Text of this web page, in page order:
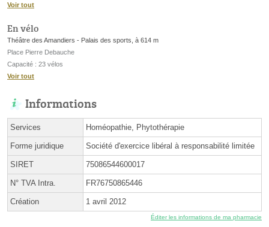
Voir tout
En vélo
Théâtre des Amandiers - Palais des sports, à 614 m
Place Pierre Debauche
Capacité : 23 vélos
Voir tout
Informations
Services Homéopathie, Phytothérapie
Forme juridique Société d'exercice libéral à responsabilité limitée
SIRET 75086544600017
N° TVA Intra. FR76750865446
Création 1 avril 2012
Éditer les informations de ma pharmacie